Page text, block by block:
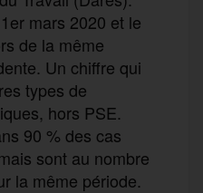
mars 2020 et le
de la même
Un chiffre qui
types de
hors PSE.
90 % des cas
sont au nombre
la même période.